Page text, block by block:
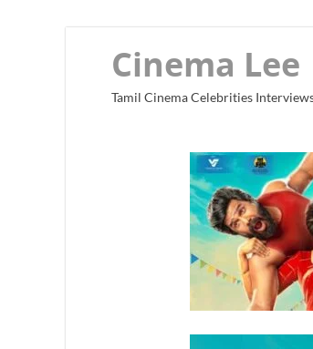
Cinema Lee
Tamil Cinema Celebrities